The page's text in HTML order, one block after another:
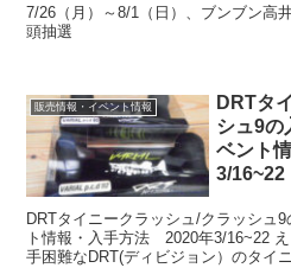
7/26（月）～8/1（日）、ブンブン高
頭抽選
販売情報・イベント情報
DRTタ
シュ9の
ベント
3/16~22
DRTタイニークラッシュ/クラッシュ
ト情報・入手方法 2020年3/16~22
手困難なDRT(ディビジョン）のタイ